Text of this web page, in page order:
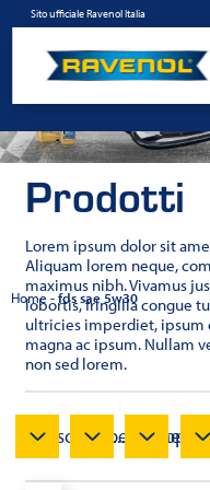
Salta
contenuto
Sito ufficiale Ravenol Italia
Ravenol
Home -fds sae 5w30
Prodotti
Lorem ipsum dolor sit
Aliquam lorem neque,
maximus nibh. Vivamus
lobortis, fringilla congue
ultricies imperdiet, ipsum
magna ac ipsum. Nullam
non sed lorem.
Viscosità...Specifiche...